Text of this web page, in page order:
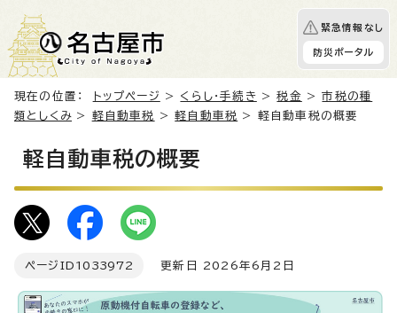
緊急情報なし
防災ポータル
現在の位置： トップページ > くらし・手続き >税金 >市税の種
類としくみ > 軽自動車税 >軽自動車税 > 軽自動車税の概要
軽自動車税の概要
ページID 1033972 更新日 2026年6月2日